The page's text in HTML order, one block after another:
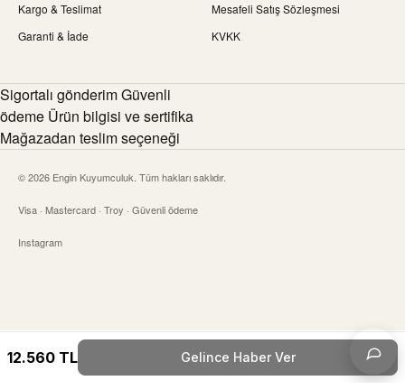
12.560 TL Gelince Haber Ver
Kargo & Teslimat
Garanti & İade
Mesafeli Satış Sözleşmesi
KVKK
Sigortalı gönderim Güvenli
ödeme Ürün bilgisi ve sertifika
Mağazadan teslim seçeneği
© 2026 Engin Kuyumculuk. Tüm hakları saklıdır.
Visa · Mastercard · Troy · Güvenli ödeme
Instagram
Canlı